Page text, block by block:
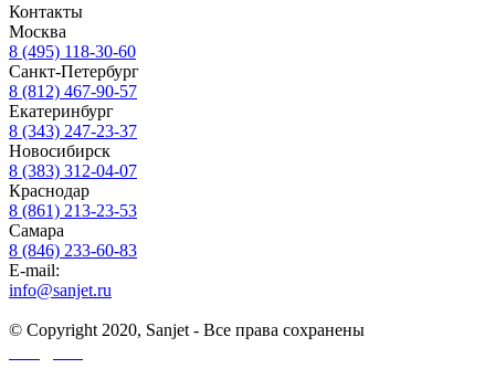
Контакты
Москва
8 (495) 118-30-60
Санкт-Петербург
8 (812) 467-90-57
Екатеринбург
8 (343) 247-23-37
Новосибирск
8 (383) 312-04-07
Краснодар
8 (861) 213-23-53
Самара
8 (846) 233-60-83
E-mail:
info@sanjet.ru
© Copyright 2020, Sanjet - Все права сохранены